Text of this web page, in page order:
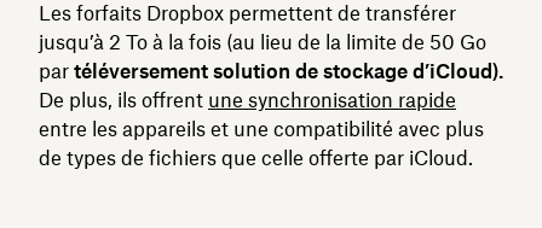
Les forfaits Dropbox permettent de transférer
jusqu’à 2 To à la fois (au lieu de la limite de 50 Go
par téléversement solution de stockage d’iCloud).
De plus, ils offrent une synchronisation rapide
entre les appareils et une compatibilité avec plus
de types de fichiers que celle offerte par iCloud.